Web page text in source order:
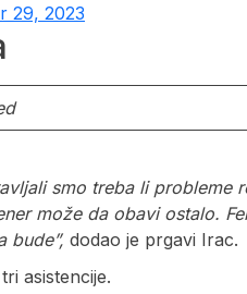
29, 2023
smo treba li probleme
može da obavi ostalo.
bude”, dodao je prgavi Irac.
asistencije.